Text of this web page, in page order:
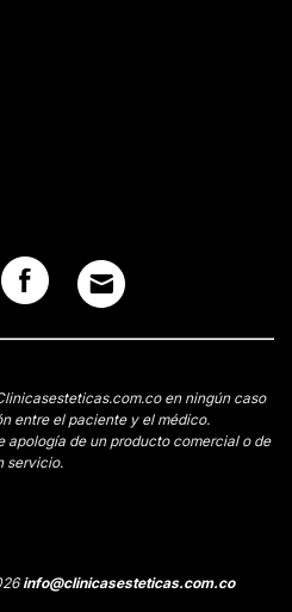
en ningún caso
entre el paciente y el médico.
de un producto comercial o de
servicio.
info@clinicasesteticas.com.co